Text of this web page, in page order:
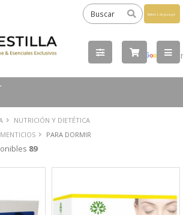
by
NUTRICIÓN Y DIETÉTICA
PARA DORMIR
89